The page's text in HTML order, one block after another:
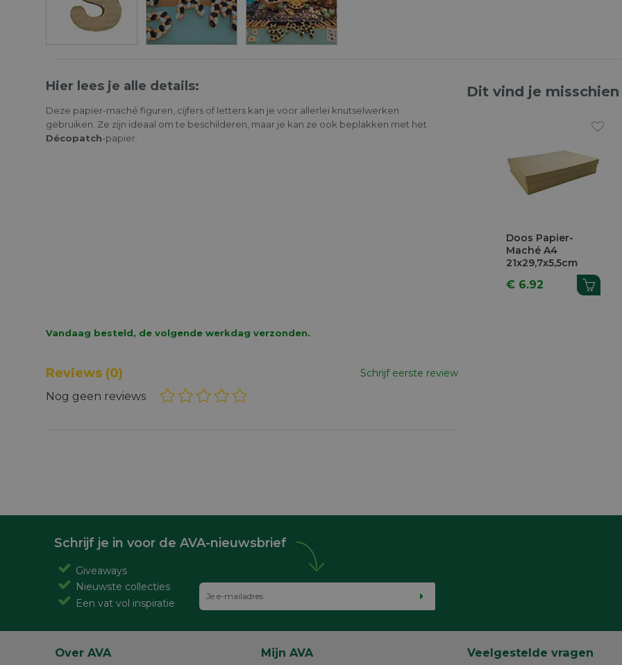
Hier lees je alle details:
Deze papier-maché figuren, cijfers of letters kan je voor allerlei knutselwerken
gebruiken. Ze zijn ideaal om te beschilderen, maar je kan ze ook beplakken met het
Décopatch-papier.
Dit vind je
Doos Papier-
Maché A4
21x29,7x5,5cm
€ 6.92
Vandaag besteld, de volgende werkdag verzonden.
Reviews (0) Schrijf eerste review
Nog geen reviews
Schrijf je in voor de AVA-nieuwsbrief
Giveaways
Nieuwste collecties
Een vat vol inspiratie
Over AVA Mijn AVA Veelgestelde vragen